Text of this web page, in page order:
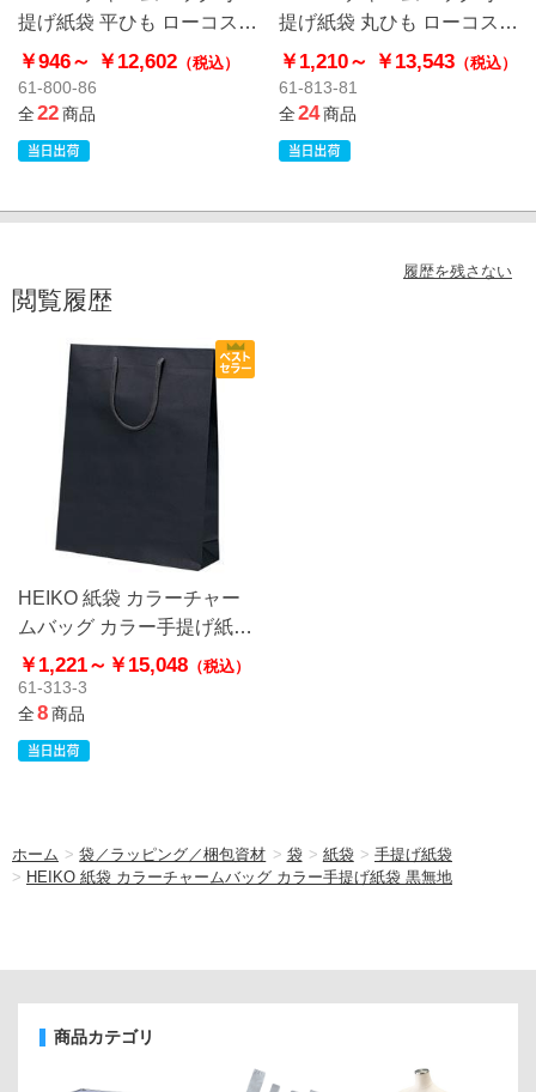
提げ紙袋 平ひも ローコスト
タイプ 茶無地
￥946～ ￥12,602 （税込）
61-800-86
全22商品
提げ紙袋 丸ひも ローコスト
タイプ 茶無地
￥1,210～ ￥13,543（税込）
61-813-81
全24商品
履歴を残さない
閲覧履歴
HEIKO 紙袋 カラーチャー
ムバッグ カラー手提げ紙袋
黒無地
￥1,221～ ￥15,048 （税込）
61-313-3
全8商品
ホーム >袋／ラッピング／梱包資材 > 袋 > 紙袋 > 手提げ紙袋
> HEIKO 紙袋 カラーチャームバッグ カラー手提げ紙袋 黒無地
商品カテゴリ